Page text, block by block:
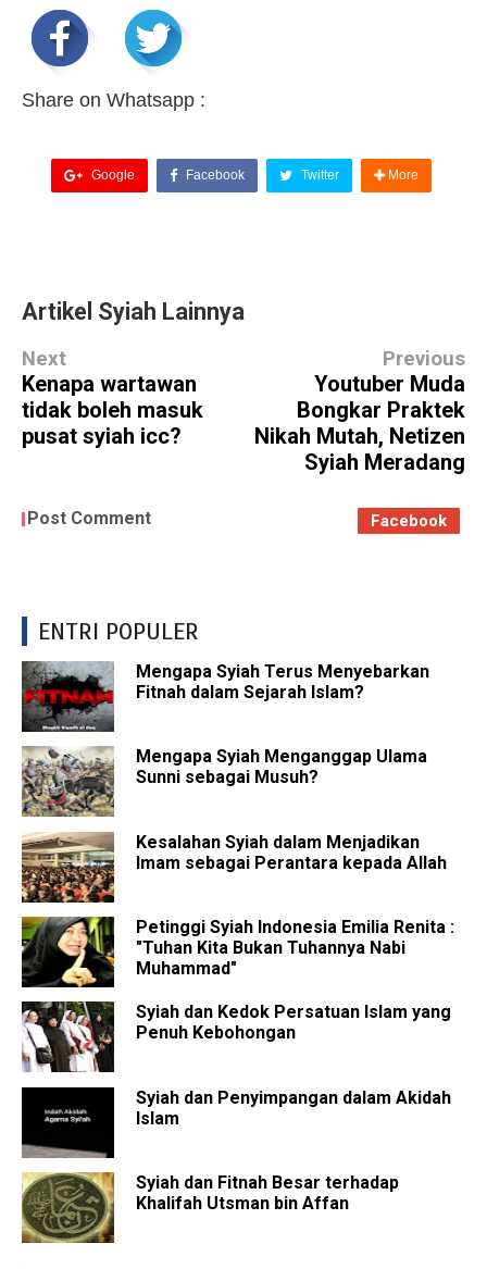
Share on Whatsapp :
Google Facebook Twitter More
Artikel Syiah Lainnya
Next
Kenapa wartawan
tidak boleh masuk
pusat syiah icc?
Previous
Youtuber Muda
Bongkar Praktek
Nikah Mutah, Netizen
Syiah Meradang
Post Comment Facebook
ENTRI POPULER
Mengapa Syiah Terus Menyebarkan
Fitnah dalam Sejarah Islam?
Mengapa Syiah Menganggap Ulama
Sunni sebagai Musuh?
Kesalahan Syiah dalam Menjadikan
Imam sebagai Perantara kepada Allah
Petinggi Syiah Indonesia Emilia Renita :
"Tuhan Kita Bukan Tuhannya Nabi
Muhammad"
Syiah dan Kedok Persatuan Islam yang
Penuh Kebohongan
Syiah dan Penyimpangan dalam Akidah
Islam
Syiah dan Fitnah Besar terhadap
Khalifah Utsman bin Affan